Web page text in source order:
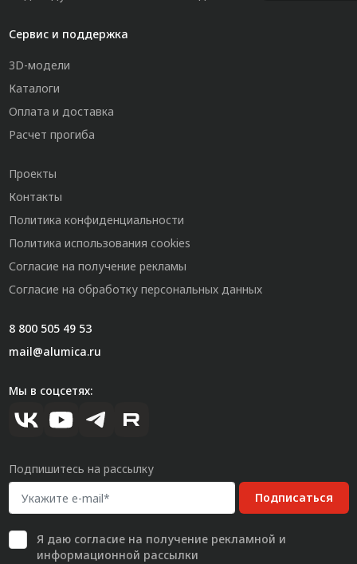
Сервис и поддержка
3D-модели
Каталоги
Оплата и доставка
Расчет прогиба
Проекты
Контакты
Политика конфиденциальности
Политика использования cookies
Согласие на получение рекламы
Согласие на обработку персональных данных
8 800 505 49 53
mail@alumica.ru
Мы в соцсетях:
Подпишитесь на рассылку
Подписаться
Я даю согласиена получение рекламной и
информационной рассылки